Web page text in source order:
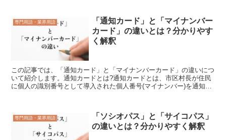
専門用語・業界用語
「通知カード」と「マイナンバー
カード」の違いとは？分かりやす
く解釈
この記事では、「通知カード」と「マイナンバーカード」の違いにつ
いて紹介します。通知カードとは?通知カードとは、市区村長が住民
に個人の識別番号として導入された個人番号(マイナンバー)を通知す
専門用語・業界用語
「ソシオパス」と「サイコパス」
の違いとは？分かりやすく解釈